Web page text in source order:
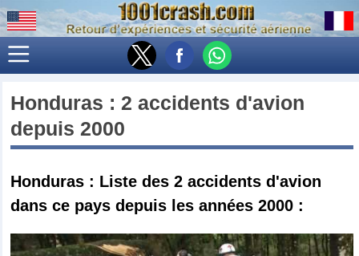
Honduras : 2 accidents d'avion
depuis 2000
Honduras : Liste des 2 accidents d'avion
dans ce pays depuis les années 2000 :